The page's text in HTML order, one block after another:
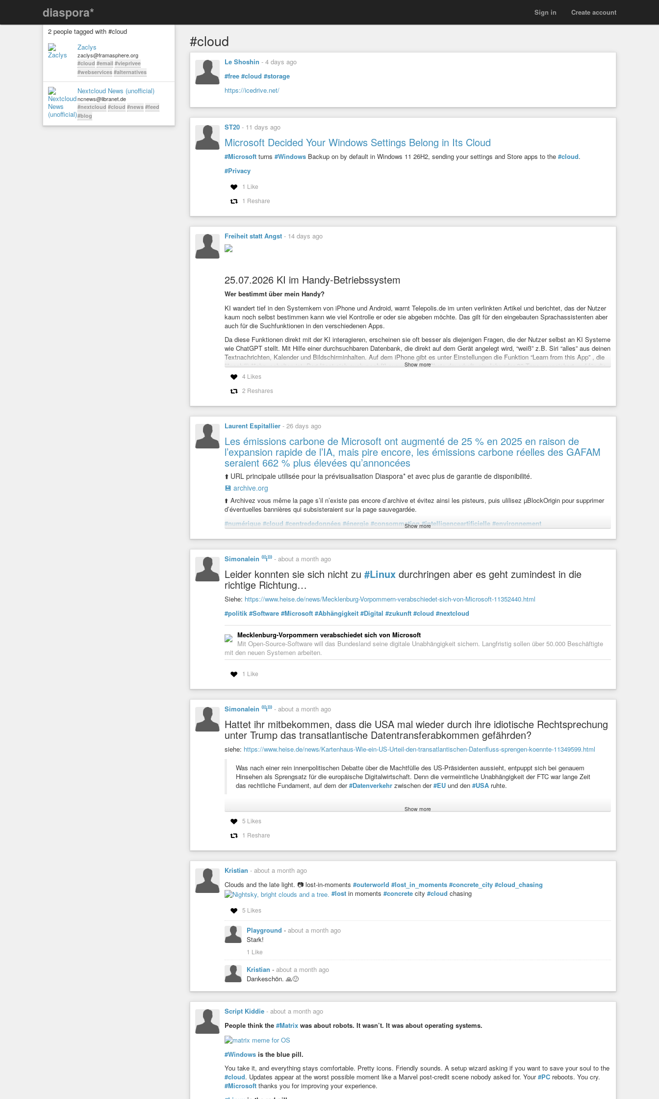
diaspora* Create account
Sign in
2 people tagged with #cloud
Zaclys
zaclys@framasphere.org
#cloud #email #vieprivee
#webservices #alternatives
Nextcloud News (unofficial)
ncnews@libranet.de
#nextcloud #cloud #news #feed
#blog
#cloud
Le Shoshin - 4 days ago
#free #cloud #storage
https://icedrive.net/
ST20 - 11 days ago
Microsoft Decided Your Windows Settings Belong in Its Cloud
#Microsoft turns #Windows Backup on by default in Windows 11 26H2, sending your settings and Store apps to the #cloud.
#Privacy
1 Like
1 Reshare
Freiheit statt Angst - 14 days ago
25.07.2026 KI im Handy-Betriebssystem
Wer bestimmt über mein Handy?
KI wandert tief in den Systemkern von iPhone und Android, warnt Telepolis.de im unten verlinkten Artikel und berichtet, das der Nutzer
kaum noch selbst bestimmen kann wie viel Kontrolle er oder sie abgeben möchte. Das gilt für den eingebauten Sprachassistenten aber
auch für die Suchfunktionen in den verschiedenen Apps.
Da diese Funktionen direkt mit der KI interagieren, erscheinen sie oft besser als diejenigen Fragen, die der Nutzer selbst an KI Systeme
wie ChatGPT stellt. Mit Hilfe einer durchsuchbaren Datenbank, die direkt auf dem Gerät angelegt wird, “weiß” z.B. Siri “alles” aus deinen
Textnachrichten, Kalender und Bildschirminhalten. Auf dem iPhone gibt es unter Einstellungen die Funktion “Learn from this App” , die
**noch(!) **abzuschalten ist. Dort lässt sich auchnoch(!)auswählen ob Chats dauerhaft, ein Jahr oder 30 Tage gespeichert und für die
KI genutzt werden sollen. In den Voreinstellungen sind diese Funktionen erst einmal eingeschaltet.
Die nächste spannende Frage ist, welche Daten werden in die Cloud übertragen? Denn es ist zu erwarten, dass für die lokalen
Bürger müssen wir gleich hinterher fragen, auf welcher Rechtsgrundlage und zu welchen Zwecken so eine Weitergabe zulässig sein
sollte. Apple hat vorsichtshalber dem Vorgang den Namen Private Cloud Compute (PCC) gegeben und die Ende-zu-Ende
Verschlüsselung der Daten betont.
Mehr dazu beihttps://www.telepolis.de/article/KI-im-Betriebssystem-Kern-Wie-sich-die-Kontrolle-ueber-das-Smartphone-verschiebt-
11364740.html
Kategorie[21]: Unsere Themen in der Presse Short-Link dieser Seite: a-fsa.de/d/3QX
Link zu dieser Seite:https://www.a-fsa.de/de/articles/9604-20260725-ki-im-handy-betriebssystem.html
Link im Tor-Netzwerk:http://a6pdp5vmmw4zm5tifrc3qo2pyz7mvnk4zzimpesnckvzinubzmioddad.onion/de/articles/9604-20260725-ki-im-
handy-betriebssystem.html
Tags:#Smartphone
#Verbraucherdatenschutz #Datensicherheit #Privatsphäre #Datenbanken #Cloud
Onlinemagazin für Politik & Medien im digitalen Zeitalter | Telepolis
✓ kritisch, ✓ meinungsstark, ✓ informativ! Telepolis hinterfragt die digitale Gesellschaft und ihre Entwicklung in Politik, Wirtschaft
&amp; Medien.
Show more
4 Likes
2 Reshares
Laurent Espitallier - 26 days ago
Les émissions carbone de Microsoft ont augmenté de 25 % en 2025 en raison de
l’expansion rapide de l’IA, mais pire encore, les émissions carbone réelles des GAFAM
seraient 662 % plus élevées qu’annoncées
⬆️ URL principale utilisée pour la prévisualisation Diaspora* et avec plus de garantie de disponibilité.
💾 archive.org
⬆️ Archivez vous même la page s’il n’existe pas encore d’archive et évitez ainsi les pisteurs, puis ulilisez µBlockOrigin pour supprimer
d’éventuelles bannières qui subsisteraient sur la page sauvegardée.
#numérique #cloud #centrededonnées #énergie #consommation #intelligenceartificielle #environnement
‼️ Clause de non-responsabilité v1.0
Les émissions carbone de Microsoft ont augmenté de 25 % en 2025 en raison de l'expansion rapide de l'IA, mais pire
Show more
Simonalein ⁽⁽⁽i⁾⁾⁾ - about a month ago
Leider konnten sie sich nicht zu #Linux durchringen aber es geht zumindest in die
richtige Richtung…
Siehe: https://www.heise.de/news/Mecklenburg-Vorpommern-verabschiedet-sich-von-Microsoft-11352440.html
#politik #Software #Microsoft #Abhängigkeit #Digital #zukunft #cloud #nextcloud
Mecklenburg-Vorpommern verabschiedet sich von Microsoft
Mit Open-Source-Software will das Bundesland seine digitale Unabhängigkeit sichern. Langfristig sollen über 50.000 Beschäftigte
mit den neuen Systemen arbeiten.
1 Like
Simonalein ⁽⁽⁽i⁾⁾⁾ - about a month ago
Hattet ihr mitbekommen, dass die USA mal wieder durch ihre idiotische Rechtsprechung
unter Trump das transatlantische Datentransferabkommen gefährden?
siehe: https://www.heise.de/news/Kartenhaus-Wie-ein-US-Urteil-den-transatlantischen-Datenfluss-sprengen-koennte-11349599.html
Was nach einer rein innenpolitischen Debatte über die Machtfülle des US-Präsidenten aussieht, entpuppt sich bei genauem
Hinsehen als Sprengsatz für die europäische Digitalwirtschaft. Denn die vermeintliche Unabhängigkeit der FTC war lange Zeit
das rechtliche Fundament, auf dem der#Datenverkehr zwischen der#EU und den #USA ruhte.
Da es in den USA schlicht keine unabhängigen Behörden mehr gebe, hat
Angemessenheitsentscheidung für die USA in einem geordneten Prozess aufzuheben. Sie habe unter dem Druck der Wirtschaft
koordinierten Ausstieg der europäischen Wirtschaft aus der US-Cloud-Infrastruktur einzuleiten.
#Wirtschaft #Politik #Macht
#online #Sicherheit #Cybersecurity #Cloud #Privatsphäre #Demokratie #Gewaltenteilung
Der Supreme Court hat die Unabhängigkeit der FTC für verfassungswidrig erklärt. Das droht, dem EU-US Data Privacy Framework
die rechtliche Basis zu entziehen.
Show more
5 Likes
1 Reshare
Kristian - about a month ago
Clouds and the late light. 📷 lost-in-moments #outerworld #lost_in_moments #concrete_city #cloud_chasing
#lost in moments #concrete city #cloud chasing
5 Likes
Playground - about a month ago
Stark!
1 Like
Kristian - about a month ago
Dankeschön. 🙏🙂
Script Kiddie - about a month ago
People think the #Matrix was about robots. It wasn’t. It was about operating systems.
#Windows is the blue pill.
You take it, and everything stays comfortable. Pretty icons. Friendly sounds. A setup wizard asking if you want to save your soul to the
#cloud. Updates appear at the worst possible moment like a Marvel post-credit scene nobody asked for. Your#PC reboots. You cry.
#Microsoft thanks you for improving your experience.